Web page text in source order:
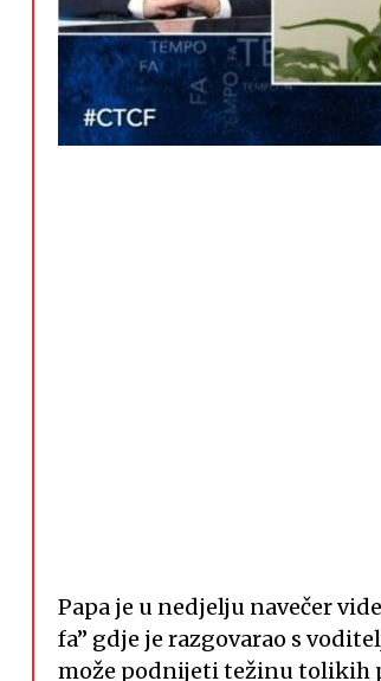
Papa je u nedjelju navečer
fa” gdje je razgovarao s
može podnijeti težinu tolikih